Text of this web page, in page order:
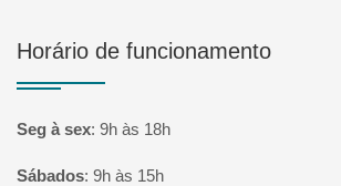
Horário de funcionamento
Seg à sex: 9h às 18h
Sábados: 9h às 15h